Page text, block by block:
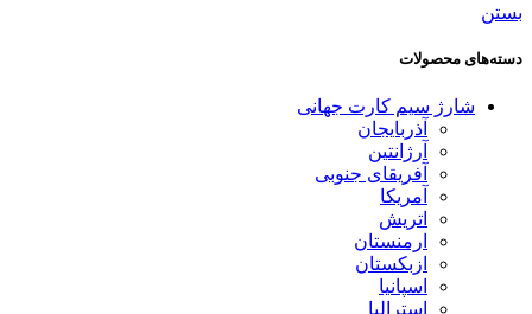
بستن
دسته‌های محصولات
شارژ سیم کارت جهانی
آذربایجان
آرژانتین
آفریقای جنوبی
آمریکا
اتریش
ارمنستان
ازبکستان
اسپانیا
استرالیا